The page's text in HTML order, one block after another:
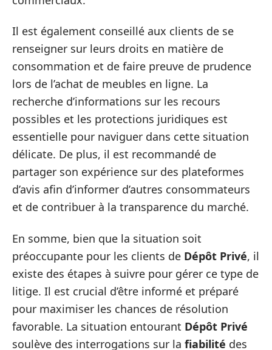
Il est également conseillé aux clients de se
renseigner sur leurs droits en matière de
consommation et de faire preuve de prudence
lors de l’achat de meubles en ligne. La
recherche d’informations sur les recours
possibles et les protections juridiques est
essentielle pour naviguer dans cette situation
délicate. De plus, il est recommandé de
partager son expérience sur des plateformes
d’avis afin d’informer d’autres consommateurs
et de contribuer à la transparence du marché.
En somme, bien que la situation soit
préoccupante pour les clients de Dépôt Privé, il
existe des étapes à suivre pour gérer ce type de
litige. Il est crucial d’être informé et préparé
pour maximiser les chances de résolution
favorable. La situation entourant Dépôt Privé
soulève des interrogations sur la fiabilité des